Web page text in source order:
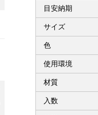
目安納期
サイズ
色
使用環境
材質
入数